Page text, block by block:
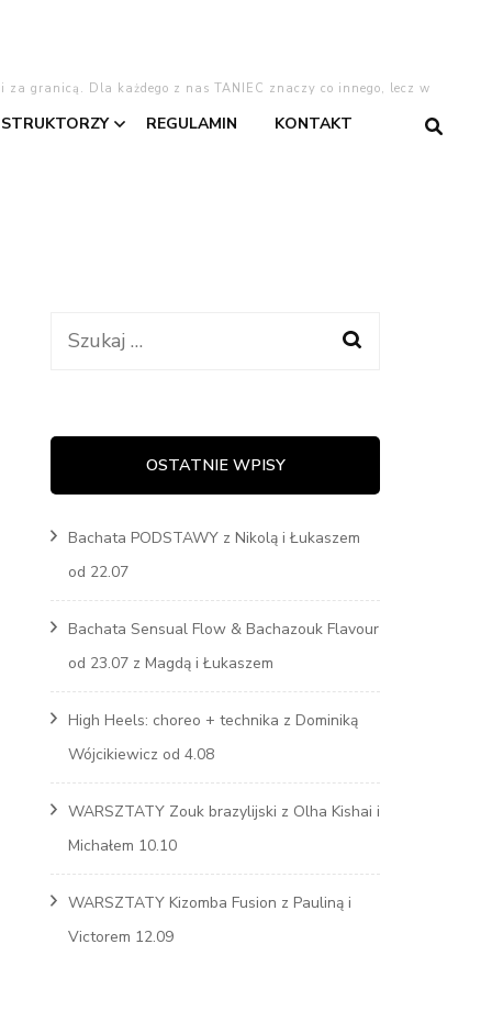
granicą. Dla każdego z nas TANIEC znaczy co innego, lecz w
Lajla
Oliwia
Marcin
REGULAMIN KONTAKT
Szukaj:
OSTATNIE WPISY
Bachata PODSTAWY z Nikolą i Łukaszem
od 22.07
Bachata Sensual Flow & Bachazouk Flavour
od 23.07 z Magdą i Łukaszem
High Heels: choreo + technika z Dominiką
Wójcikiewicz od 4.08
WARSZTATY Zouk brazylijski z Olha Kishai i
Michałem 10.10
WARSZTATY Kizomba Fusion z Pauliną i
Victorem 12.09